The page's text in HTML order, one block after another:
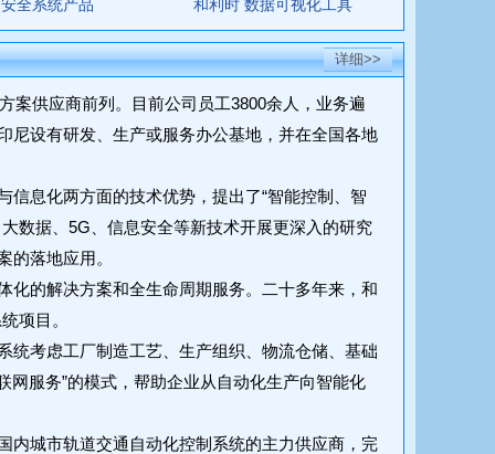
全系统产品 和利时 数据可视化工具
详细>>
案供应商前列。目前公司员工3800余人，业务遍
尼设有研发、生产或服务办公基地，并在全国各地
息化两方面的技术优势，提出了“智能控制、智
数据、5G、信息安全等新技术开展更深入的研究
的落地应用。
化的解决方案和全生命周期服务。二十多年来，和
项目。
统考虑工厂制造工艺、生产组织、物流仓储、基础
服务”的模式，帮助企业从自动化生产向智能化
内城市轨道交通自动化控制系统的主力供应商，完